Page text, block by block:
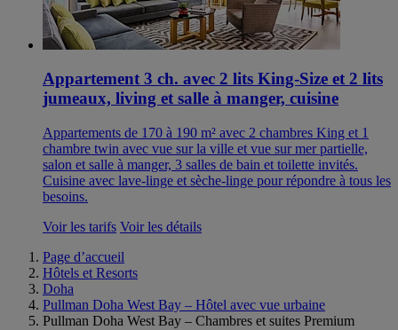
Appartement 3 ch. avec 2 lits King-Size et 2 lits
jumeaux, living et salle à manger, cuisine
Appartements de 170 à 190 m² avec 2 chambres King et 1
chambre twin avec vue sur la ville et vue sur mer partielle,
salon et salle à manger, 3 salles de bain et toilette invités.
Cuisine avec lave-linge et sèche-linge pour répondre à tous les
besoins.
Voir les tarifs Voir les détails
Page d’accueil
Hôtels et Resorts
Doha
Pullman Doha West Bay – Hôtel avec vue urbaine
Pullman Doha West Bay – Chambres et suites Premium